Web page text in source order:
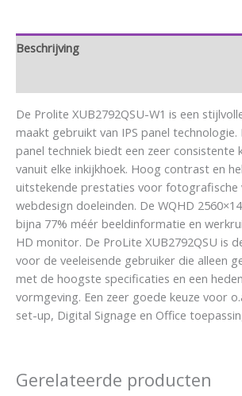
Beschrijving
De Prolite XUB2792QSU-W1 is een
maakt gebruikt van IPS panel technologie.
panel techniek biedt een zeer consistente
vanuit elke inkijkhoek. Hoog contrast en
uitstekende prestaties voor fotografische
webdesign doeleinden. De WQHD
bijna 77% méér beeldinformatie en
HD monitor. De ProLite XUB2792QSU is
voor de veeleisende gebruiker die alleen
met de hoogste specificaties en een
vormgeving. Een zeer goede keuze voor
set-up, Digital Signage en Office
Gerelateerde producten